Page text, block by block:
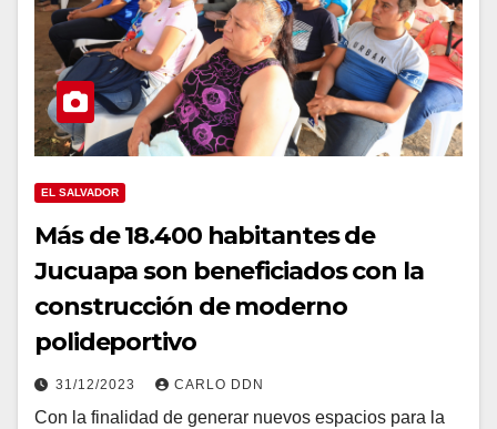
EL SALVADOR
Más de 18.400 habitantes de
Jucuapa son beneficiados con la
construcción de moderno
polideportivo
31/12/2023 CARLO DDN
Con la finalidad de generar nuevos espacios para la